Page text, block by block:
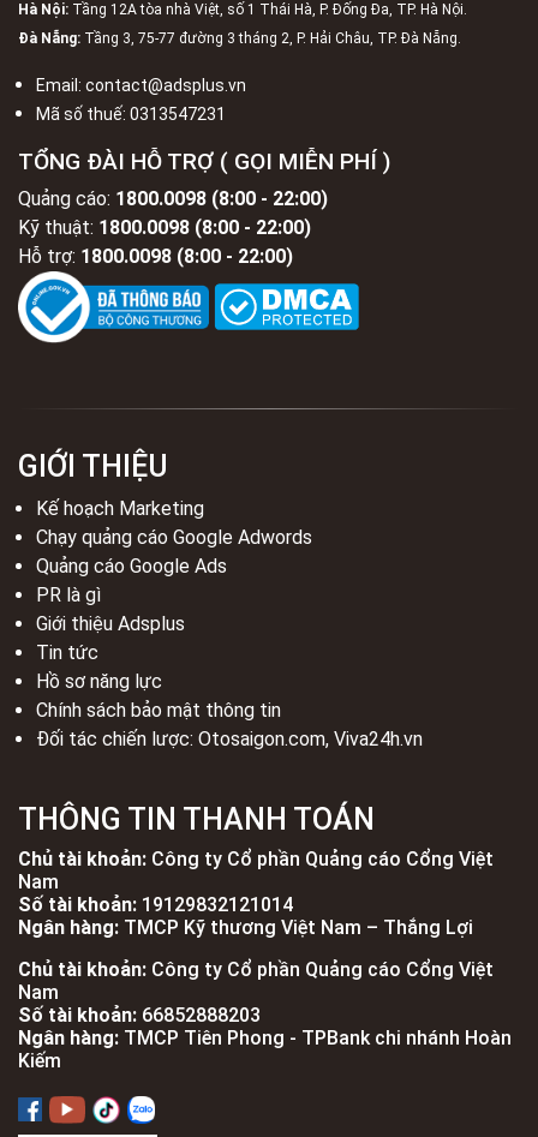
Hà Nội: Tầng 12A tòa nhà Việt, số 1 Thái Hà, P. Đống Đa, TP. Hà Nội.
Đà Nẵng: Tầng 3, 75-77 đường 3 tháng 2, P. Hải Châu, TP. Đà Nẵng.
Email: contact@adsplus.vn
Mã số thuế: 0313547231
TỔNG ĐÀI HỖ TRỢ ( GỌI MIỄN PHÍ )
Quảng cáo: 1800.0098 (8:00 - 22:00)
Kỹ thuật: 1800.0098 (8:00 - 22:00)
Hỗ trợ: 1800.0098 (8:00 - 22:00)
GIỚI THIỆU
Kế hoạch Marketing
Chạy quảng cáo Google Adwords
Quảng cáo Google Ads
PR là gì
Giới thiệu Adsplus
Tin tức
Hồ sơ năng lực
Chính sách bảo mật thông tin
Đối tác chiến lược: Otosaigon.com, Viva24h.vn
THÔNG TIN THANH TOÁN
Chủ tài khoản: Công ty Cổ phần Quảng cáo Cổng Việt
Nam
Số tài khoản: 19129832121014
Ngân hàng: TMCP Kỹ thương Việt Nam – Thắng Lợi
Chủ tài khoản: Công ty Cổ phần Quảng cáo Cổng Việt
Nam
Số tài khoản: 66852888203
Ngân hàng: TMCP Tiên Phong - TPBank chi nhánh Hoàn
Kiếm